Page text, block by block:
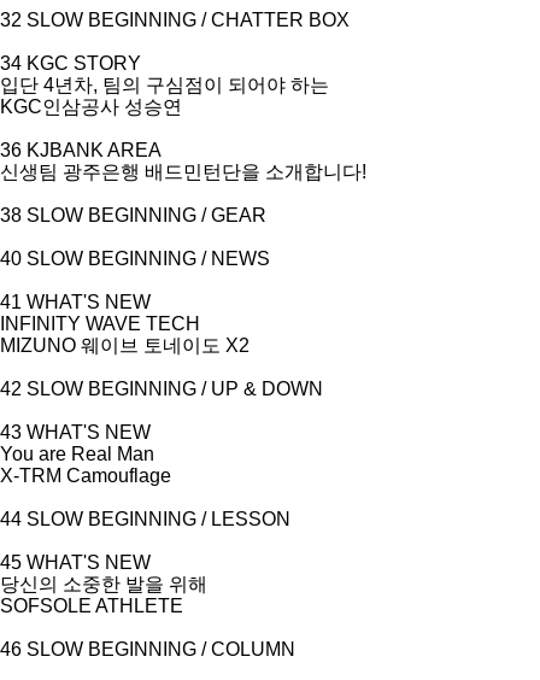
32 SLOW BEGINNING / CHATTER BOX
34 KGC STORY
입단 4년차, 팀의 구심점이 되어야 하는
KGC인삼공사 성승연
36 KJBANK AREA
신생팀 광주은행 배드민턴단을 소개합니다!
38 SLOW BEGINNING / GEAR
40 SLOW BEGINNING / NEWS
41 WHAT'S NEW
INFINITY WAVE TECH
MIZUNO 웨이브 토네이도 X2
42 SLOW BEGINNING / UP & DOWN
43 WHAT'S NEW
You are Real Man
X-TRM Camouflage
44 SLOW BEGINNING / LESSON
45 WHAT'S NEW
당신의 소중한 발을 위해
SOFSOLE ATHLETE
46 SLOW BEGINNING / COLUMN